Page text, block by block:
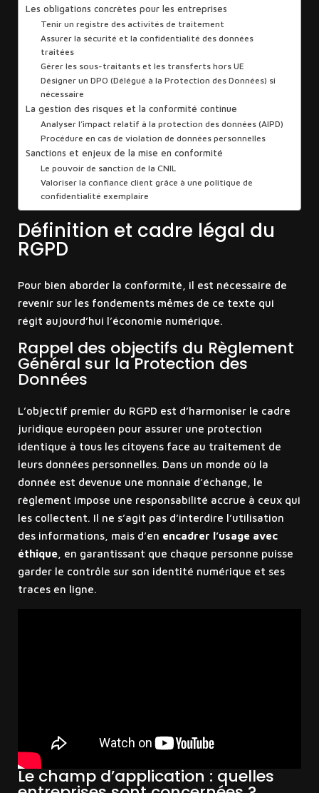
Les obligations concrètes pour les entreprises
Tenir un registre des activités de traitement
Assurer la sécurité et la confidentialité des données
traitées
Gérer les sous-traitants et les transferts hors UE
Désigner un DPO (Délégué à la Protection des Données) si
nécessaire
La gestion des risques et la conformité continue
Analyser l’impact relatif à la protection des données (AIPD)
Procédure en cas de violation de données personnelles
Sanctions et enjeux de la mise en conformité
Le pouvoir de sanction de la CNIL
Valoriser la confiance client grâce à une politique de
confidentialité exemplaire
Définition et cadre légal du
RGPD
Pour bien aborder la conformité, il est nécessaire de
revenir sur les fondements mêmes de ce texte qui
régit aujourd’hui l’économie numérique.
Rappel des objectifs du Règlement
Général sur la Protection des
Données
L’objectif premier du RGPD est d’harmoniser le cadre
juridique européen pour assurer une protection
identique à tous les citoyens face au traitement de
leurs données personnelles. Dans un monde où la
donnée est devenue une monnaie d’échange, le
règlement impose une responsabilité accrue à ceux qui
les collectent. Il ne s’agit pas d’interdire l’utilisation
des informations, mais d’en encadrer l’usage avec
éthique, en garantissant que chaque personne puisse
garder le contrôle sur son identité numérique et ses
traces en ligne.
Le champ d’application : quelles